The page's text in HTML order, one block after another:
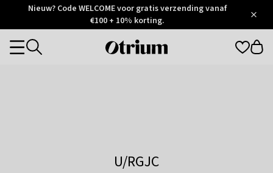
Otrium
Trustpilot
Nieuw? Code WELCOME voor gratis verzending vanaf
€100 + 10% korting.
Otrium
Categories
U/RGJC